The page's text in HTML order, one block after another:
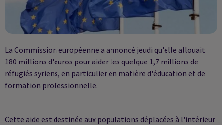
La Commission européenne a annoncé jeudi qu'elle allouait
180 millions d'euros pour aider les quelque 1,7 millions de
réfugiés syriens, en particulier en matière d'éducation et de
formation professionnelle.
Cette aide est destinée aux populations déplacées à l'intérieur